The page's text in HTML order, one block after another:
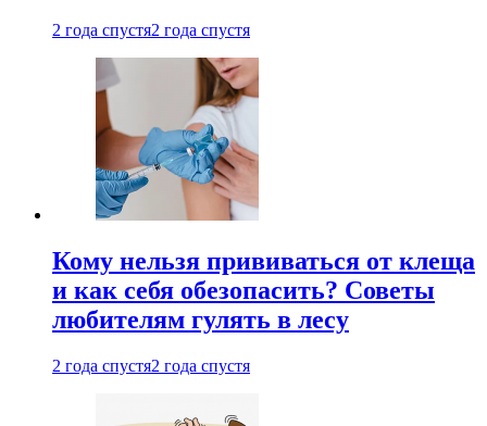
2 года спустя2 года спустя
Кому нельзя прививаться от клеща
и как себя обезопасить? Советы
любителям гулять в лесу
2 года спустя2 года спустя